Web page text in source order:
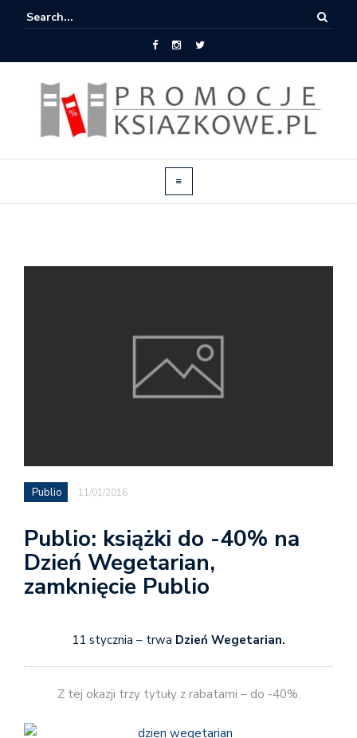
Publio 11/01/2016
Publio: książki do -40% na
Dzień Wegetarian,
zamknięcie Publio
11 stycznia – trwa Dzień Wegetarian.
Z tej okazji trzy tytuły z rabatami – do -40%.